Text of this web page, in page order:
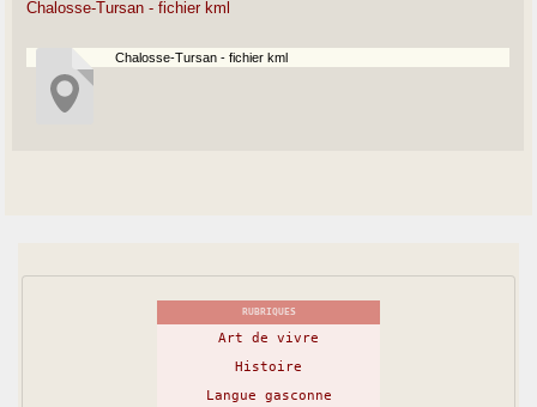
Chalosse-Tursan - fichier kml
Chalosse-Tursan - fichier kml
RUBRIQUES
Art de vivre
Histoire
Langue gasconne